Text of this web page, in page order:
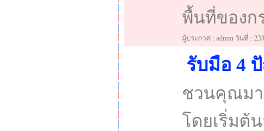
พื้นที่ของก
ผู้ประกาศ : admin วันที่ : 23/
รับมือ 4
ชวนคุณม
โดยเริ่มต้